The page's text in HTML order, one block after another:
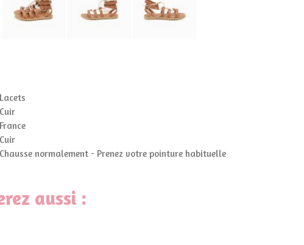
Lacets
Cuir
France
Cuir
Chausse normalement - Prenez votre pointure habituelle
aussi :